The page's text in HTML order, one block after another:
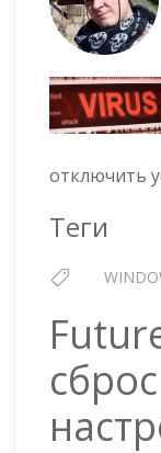
отключить
Теги